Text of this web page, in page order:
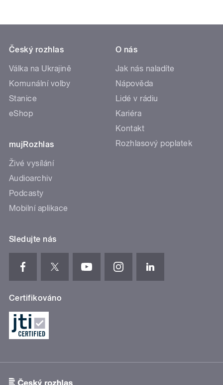
Český rozhlas
Válka na Ukrajině
Komunální volby
Stanice
eShop
mujRozhlas
Živé vysílání
Audioarchiv
Podcasty
Mobilní aplikace
O nás
Jak nás naladíte
Nápověda
Lidé v rádiu
Kariéra
Kontakt
Rozhlasový poplatek
Sledujte nás
Certifikováno